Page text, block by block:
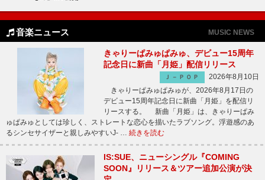
音楽ニュース MUSIC NEWS
きゃりーぱみゅぱみゅ、デビュー15周年
記念日に新曲「月姫」配信リリース
Ｊ－ＰＯＰ
2026年8月10日
きゃりーぱみゅぱみゅが、2026年8月17日の
デビュー15周年記念日に新曲「月姫」を配信リ
リースする。 新曲「月姫」は、きゃりーぱみ
ゅぱみゅとしては珍しく、ストレートな恋心を描いたラブソング。浮遊感のあ
るシンセサイザーと親しみやすいJ- … 続きを読む
IS:SUE、ニューシングル『COMING
SOON』リリース＆ツアー追加公演が決